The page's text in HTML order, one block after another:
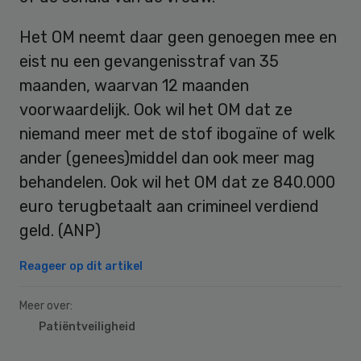
Het OM neemt daar geen genoegen mee en
eist nu een gevangenisstraf van 35
maanden, waarvan 12 maanden
voorwaardelijk. Ook wil het OM dat ze
niemand meer met de stof ibogaïne of welk
ander (genees)middel dan ook meer mag
behandelen. Ook wil het OM dat ze 840.000
euro terugbetaalt aan crimineel verdiend
geld. (ANP)
Reageer op dit artikel
Meer over:
Patiëntveiligheid